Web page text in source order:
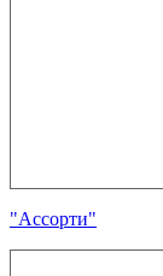
"Ассорти"